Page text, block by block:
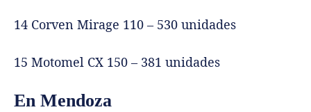
14 Corven Mirage 110 – 530 unidades
15 Motomel CX 150 – 381 unidades
En Mendoza